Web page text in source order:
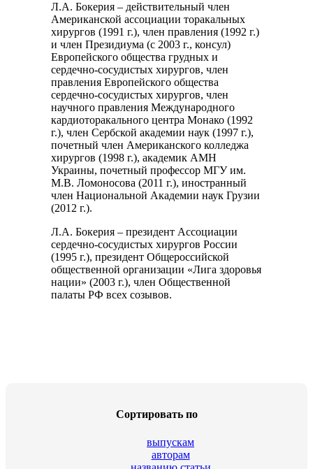
Л.А. Бокерия – действительный член
Американской ассоциации торакальных
хирургов (1991 г.), член правления (1992 г.)
и член Президиума (с 2003 г., консул)
Европейского общества грудных и
сердечно-сосудистых хирургов, член
правления Европейского общества
сердечно-сосудистых хирургов, член
научного правления Международного
кардиоторакального центра Монако (1992
г.), член Сербской академии наук (1997 г.),
почетный член Американского колледжа
хирургов (1998 г.), академик АМН
Украины, почетный профессор МГУ им.
М.В. Ломоносова (2011 г.), иностранный
член Национальной Академии наук Грузии
(2012 г.).
Л.А. Бокерия – президент Ассоциации
сердечно-сосудистых хирургов России
(1995 г.), президент Общероссийской
общественной организации «Лига здоровья
нации» (2003 г.), член Общественной
палаты РФ всех созывов.
Сортировать по
выпускам
авторам